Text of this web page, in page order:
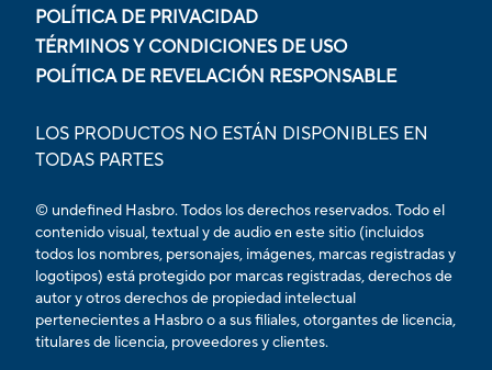
POLÍTICA DE PRIVACIDAD
TÉRMINOS Y CONDICIONES DE USO
POLÍTICA DE REVELACIÓN RESPONSABLE
LOS PRODUCTOS NO ESTÁN DISPONIBLES EN
TODAS PARTES
© undefined Hasbro. Todos los derechos reservados. Todo el
contenido visual, textual y de audio en este sitio (incluidos
todos los nombres, personajes, imágenes, marcas registradas y
logotipos) está protegido por marcas registradas, derechos de
autor y otros derechos de propiedad intelectual
pertenecientes a Hasbro o a sus filiales, otorgantes de licencia,
titulares de licencia, proveedores y clientes.